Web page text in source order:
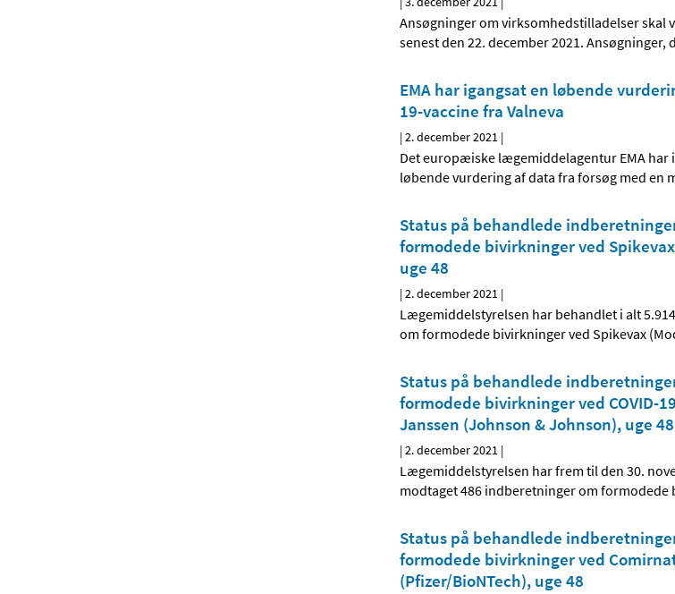
Ansøgninger om virksomhedstilladelser skal
senest den 22. december 2021. Ansøgninger,
EMA har igangsat en løbende
19-vaccine fra Valneva
|2. december 2021 |
Det europæiske lægemiddelagentur EMA har
løbende vurdering af data fra forsøg med en
Status på behandlede
formodede bivirkninger ved
uge 48
|2. december 2021 |
Lægemiddelstyrelsen har behandlet i alt
om formodede bivirkninger ved Spikevax
Status på behandlede
formodede bivirkninger ved COVID-
Janssen (Johnson & Johnson), uge 48
|2. december 2021 |
Lægemiddelstyrelsen har frem til den 30.
modtaget 486 indberetninger om formodede
Status på behandlede
formodede bivirkninger ved
(Pfizer/BioNTech), uge 48